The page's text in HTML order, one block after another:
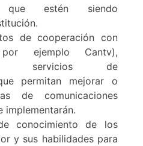
que estén siendo
de cooperación con
ejemplo Cantv),
servicios de
permitan mejorar o
de comunicaciones
implementarán.
conocimiento de los
y sus habilidades para